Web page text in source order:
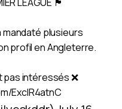
mandaté plusieurs
profil en Angleterre.
intéressés ❌
ExclR4atnC